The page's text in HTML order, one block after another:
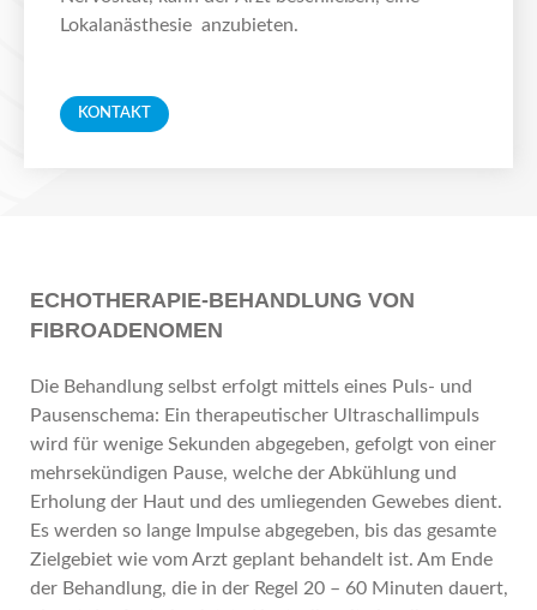
Lokalanästhesie anzubieten.
KONTAKT
ECHOTHERAPIE-BEHANDLUNG VON
FIBROADENOMEN
Die Behandlung selbst erfolgt mittels eines Puls- und
Pausenschema: Ein therapeutischer Ultraschallimpuls
wird für wenige Sekunden abgegeben, gefolgt von einer
mehrsekündigen Pause, welche der Abkühlung und
Erholung der Haut und des umliegenden Gewebes dient.
Es werden so lange Impulse abgegeben, bis das gesamte
Zielgebiet wie vom Arzt geplant behandelt ist. Am Ende
der Behandlung, die in der Regel 20 – 60 Minuten dauert,